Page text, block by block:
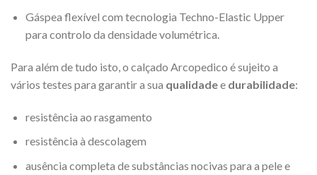
Gáspea flexível com tecnologia Techno-Elastic Upper
para controlo da densidade volumétrica.
Para além de tudo isto, o calçado Arcopedico é sujeito a
vários testes para garantir a sua qualidadee durabilidade:
resistência ao rasgamento
resistência à descolagem
ausência completa de substâncias nocivas para a pele e